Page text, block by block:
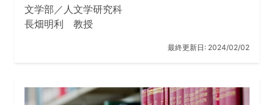
考えもいったん受け止めてから、自分の答えを導き出せ
る人。自分の興味関心のど真ん中でなくても、話を聞い
人。この力は、社会に出てから、一見して興味のないこ
文学部／人文学研究科
長畑明利 教授
最終更新日: 2024/02/02